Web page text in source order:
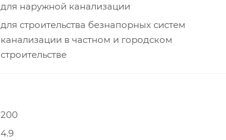
для наружной канализации
для строительства безнапорных систем
канализации в частном и городском
строительстве
200
4.9